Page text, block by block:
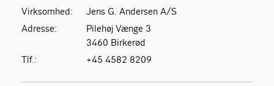
Virksomhed:
Jens G. Andersen A/S
Adresse:
Pilehøj Vænge 3
3460 Birkerød
Tlf.:
+45 4582 8209